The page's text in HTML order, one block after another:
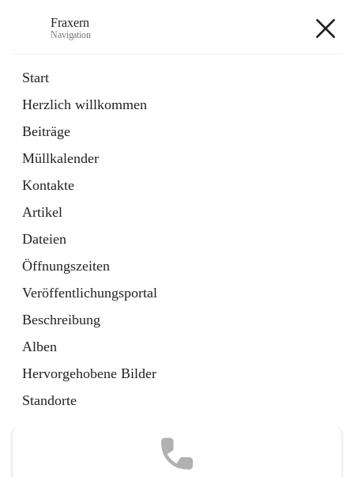
Fraxern
Navigation
Start
Herzlich willkommen
Beiträge
Müllkalender
Kontakte
Artikel
Dateien
Öffnungszeiten
Veröffentlichungsportal
Beschreibung
Alben
Hervorgehobene Bilder
Standorte
Ordner
in
Tab
Formulare
Artikel
öffnet
in
neuem
Tab